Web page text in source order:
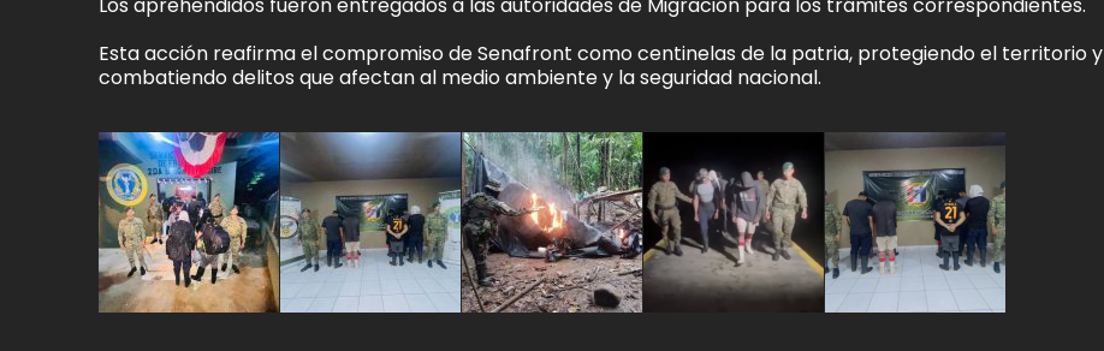
Los aprehendidos fueron entregados a las autoridades de Migración para los trámites correspondientes.
Esta acción reafirma el compromiso de Senafront como centinelas de la patria, protegiendo el territorio y
combatiendo delitos que afectan al medio ambiente y la seguridad nacional.